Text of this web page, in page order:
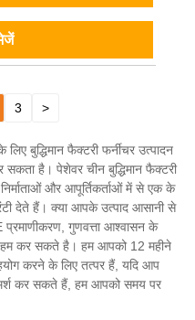
3 >
बुद्धिमान फैक्टरी फर्नीचर उत्पादन
है। पेशेवर चीन बुद्धिमान फैक्टरी
और आपूर्तिकर्ताओं में से एक के
देते हैं। क्या आपके उत्पाद आसानी से
प्रमाणीकरण, गुणवत्ता आश्वासन के
हम कर सकते है। हम आपको 12 महीने
करने के लिए तत्पर हैं, यदि आप
कर सकते हैं, हम आपको समय पर